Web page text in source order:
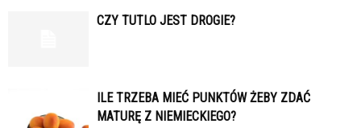
CZY TUTLO JEST DROGIE?
ILE TRZEBA MIEĆ PUNKTÓW ŻEBY ZDAĆ
MATURĘ Z NIEMIECKIEGO?